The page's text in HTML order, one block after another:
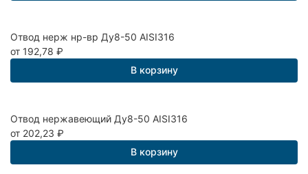
Отвод нерж нр-вр Ду8-50 AISI316
от 192,78 ₽
В корзину
Отвод нержавеющий Ду8-50 AISI316
от 202,23 ₽
В корзину